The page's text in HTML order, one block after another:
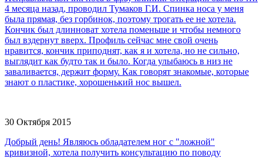
4 месяца назад, проводил Тумаков Г.И. Спинка носа у меня
была прямая, без горбинок, поэтому трогать ее не хотела.
Кончик был длинноват хотела поменьше и чтобы немного
был вздернут вверх. Профиль сейчас мне свой очень
нравится, кончик приподнят, как я и хотела, но не сильно,
выглядит как будто так и было. Когда улыбаюсь в низ не
заваливается, держит форму. Как говорят знакомые, которые
знают о пластике, хорошенький нос вышел.
30 Октября 2015
Добрый день! Являюсь обладателем ног с "ложной"
кривизной, хотела получить консультацию по поводу